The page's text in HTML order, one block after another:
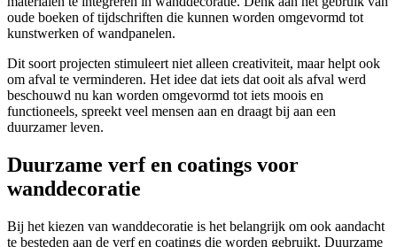
oude boeken of tijdschriften die kunnen worden omgevormd tot
kunstwerken of wandpanelen.
Dit soort projecten stimuleert niet alleen creativiteit, maar helpt ook
om afval te verminderen. Het idee dat iets dat ooit als afval werd
beschouwd nu kan worden omgevormd tot iets moois en
functioneels, spreekt veel mensen aan en draagt bij aan een
duurzamer leven.
Duurzame verf en coatings voor
wanddecoratie
Bij het kiezen van wanddecoratie is het belangrijk om ook aandacht
te besteden aan de verf en coatings die worden gebruikt. Duurzame